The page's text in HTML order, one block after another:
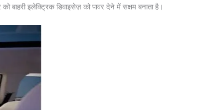
इलेक्ट्रिक डिवाइसेज़ को पावर देने में सक्षम बनाता है।